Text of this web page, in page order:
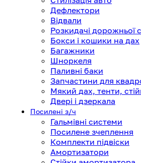
Дефлектори
Відвали
Розкидачі дорожньої
Бокси і кошики на дах
Багажники
Шноркеля
Паливні баки
Запчастини для
Мякий дах, тенти,
Двері і дзеркала
Посилені з/ч
Гальмівні системи
Посилене зчеплення
Комплекти підвіски
Амортизатори